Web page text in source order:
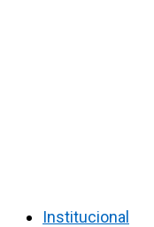
Institucional